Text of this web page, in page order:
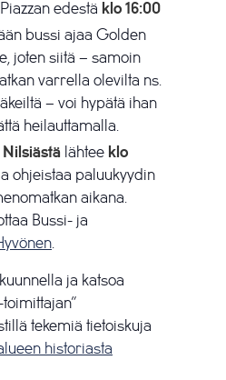
edestä klo 16:00
bussi ajaa Golden
joten siitä – samoin
varrella olevilta ns.
– voi hypätä ihan
heilauttamalla.
Nilsiästä lähtee klo
ohjeistaa paluukyydin
aikana.
Bussi- ja
ja katsoa
tekemiä tietoiskuja
historiasta